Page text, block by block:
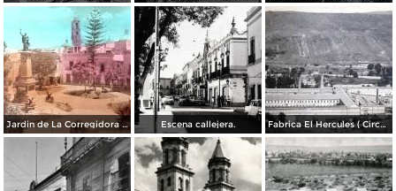
Jardin de La Corregidora ( Circulada el 3 de Noviembre de 1957 ). Escena callejera. Fabrica El Hercules ( Circulada el 22 de Junio de 1926 ).